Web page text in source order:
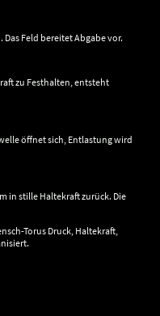
Feld bereitet Abgabe vor.
zu Festhalten, entsteht
öffnet sich, Entlastung wird
in stille Haltekraft zurück. Die
Torus Druck, Haltekraft,